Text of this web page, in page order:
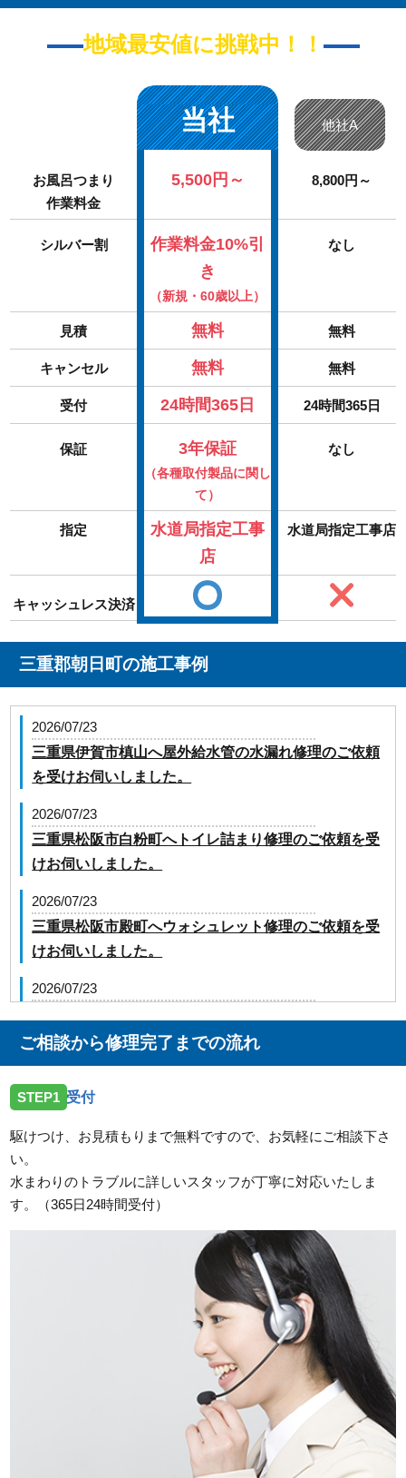
地域最安値に挑戦中！！
当社 他社A
お風呂つまり
作業料金
5,500円～ 8,800円～
シルバー割
作業料金10%引
き
（新規・60歳以上）
なし
見積 無料 無料
キャンセル 無料 無料
受付 24時間365日 24時間365日
保証 3年保証
（各種取付製品に関し
て）
なし
指定
水道局指定工事
店
水道局指定工事店
キャッシュレス決済
三重郡朝日町の施工事例
2026/07/23
三重県伊賀市槙山へ屋外給水管の水漏れ修理のご依頼
を受けお伺いしました。
2026/07/23
三重県松阪市白粉町へトイレ詰まり修理のご依頼を受
けお伺いしました。
2026/07/23
三重県松阪市殿町へウォシュレット修理のご依頼を受
けお伺いしました。
2026/07/23
けお伺いしました。
三重県松阪市嬉野上野町へ台所蛇口の水漏れ修理のご
三重県伊勢市二見町溝口へ洗面蛇口の水漏れ修理のご
依頼を受けお伺いしました。
三重県津市片田町へトイレの水漏れ修理のご依頼を受
三重県度会郡玉城町勝田へトイレの水漏れ修理ご依頼
三重県亀山市小川町へ台所蛇口故障の依頼を受けお伺
ご相談から修理完了までの流れ
STEP1 受付
駆けつけ、お見積もりまで無料ですので、お気軽にご相談下さ
い。
水まわりのトラブルに詳しいスタッフが丁寧に対応いたしま
す。（365日24時間受付）